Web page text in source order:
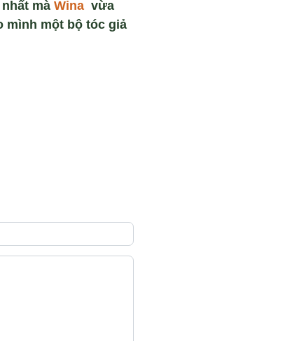
mà Wina vừa
mình một bộ tóc giả